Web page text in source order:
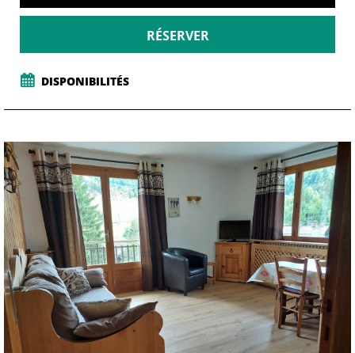
RÉSERVER
DISPONIBILITÉS